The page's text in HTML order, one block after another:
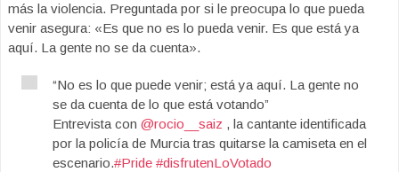
más la violencia. Preguntada por si le preocupa lo que pueda
venir asegura: «Es que no es lo pueda venir. Es que está ya
aquí. La gente no se da cuenta».
“No es lo que puede venir; está ya aquí. La gente no
se da cuenta de lo que está votando”
Entrevista con @rocio__saiz , la cantante identificada
por la policía de Murcia tras quitarse la camiseta en el
escenario.#Pride #disfrutenLoVotado